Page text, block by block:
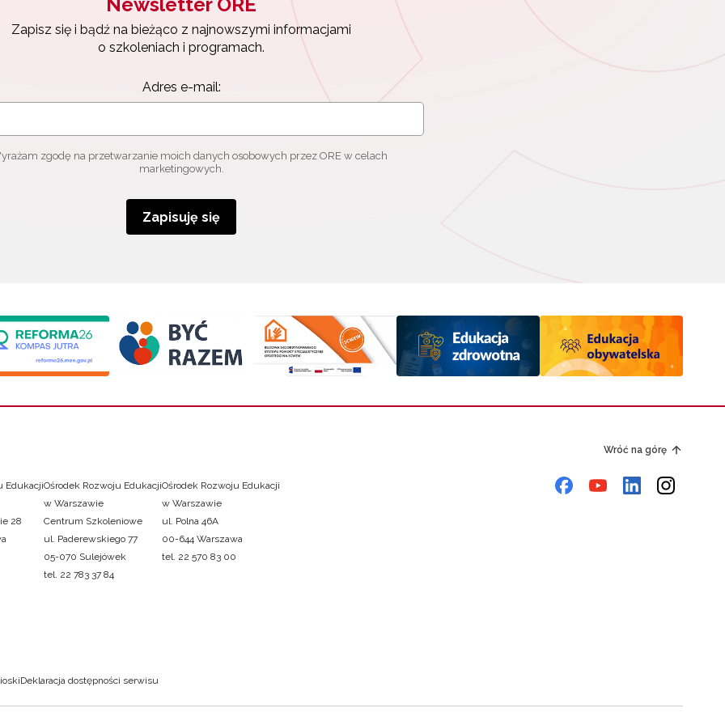
Newsletter ORE
Zapisz się i bądź na bieżąco z najnowszymi informacjami
o szkoleniach i programach.
Adres e-mail:
zgodę na przetwarzanie moich danych osobowych przez ORE w celach
marketingowych.
Zapisuję się
Wróć na górę
Edukacji
28
Ośrodek Rozwoju Edukacji
w Warszawie
Centrum Szkoleniowe
ul. Paderewskiego 77
05-070 Sulejówek
tel. 22 783 37 84
Ośrodek Rozwoju Edukacji
w Warszawie
ul. Polna 46A
00-644 Warszawa
tel. 22 570 83 00
Deklaracja dostępności serwisu